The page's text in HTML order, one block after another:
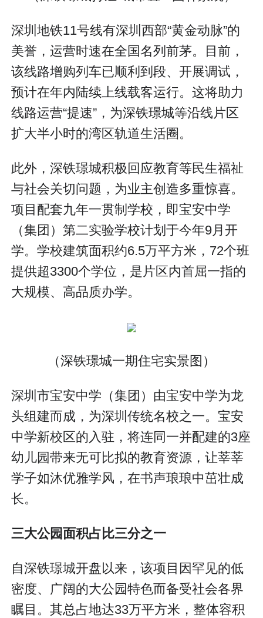
深圳地铁11号线有深圳西部“黄金动脉”的
美誉，运营时速在全国名列前茅。目前，
该线路增购列车已顺利到段、开展调试，
预计在年内陆续上线载客运行。这将助力
线路运营“提速”，为深铁璟城等沿线片区
扩大半小时的湾区轨道生活圈。
此外，深铁璟城积极回应教育等民生福祉
与社会关切问题，为业主创造多重惊喜。
项目配套九年一贯制学校，即宝安中学
（集团）第二实验学校计划于今年9月开
学。学校建筑面积约6.5万平方米，72个班
提供超3300个学位，是片区内首屈一指的
大规模、高品质办学。
（深铁璟城一期住宅实景图）
深圳市宝安中学（集团）由宝安中学为龙
头组建而成，为深圳传统名校之一。宝安
中学新校区的入驻，将连同一并配建的3座
幼儿园带来无可比拟的教育资源，让莘莘
学子如沐优雅学风，在书声琅琅中茁壮成
长。
三大公园面积占比三分之一
自深铁璟城开盘以来，该项目因罕见的低
密度、广阔的大公园特色而备受社会各界
瞩目。其总占地达33万平方米，整体容积